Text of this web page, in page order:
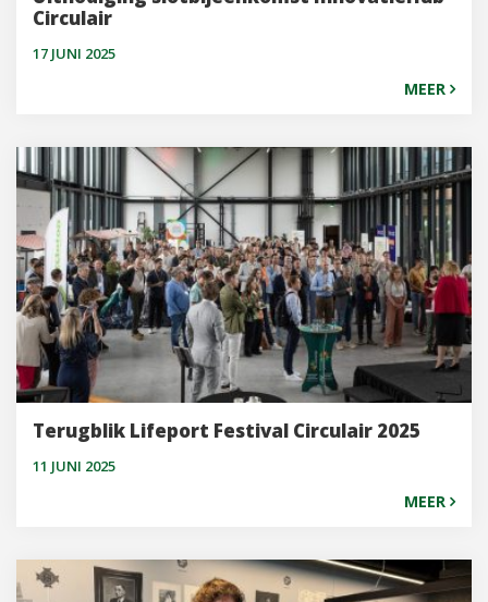
Circulair
17 JUNI 2025
MEER
Terugblik Lifeport Festival Circulair 2025
11 JUNI 2025
MEER